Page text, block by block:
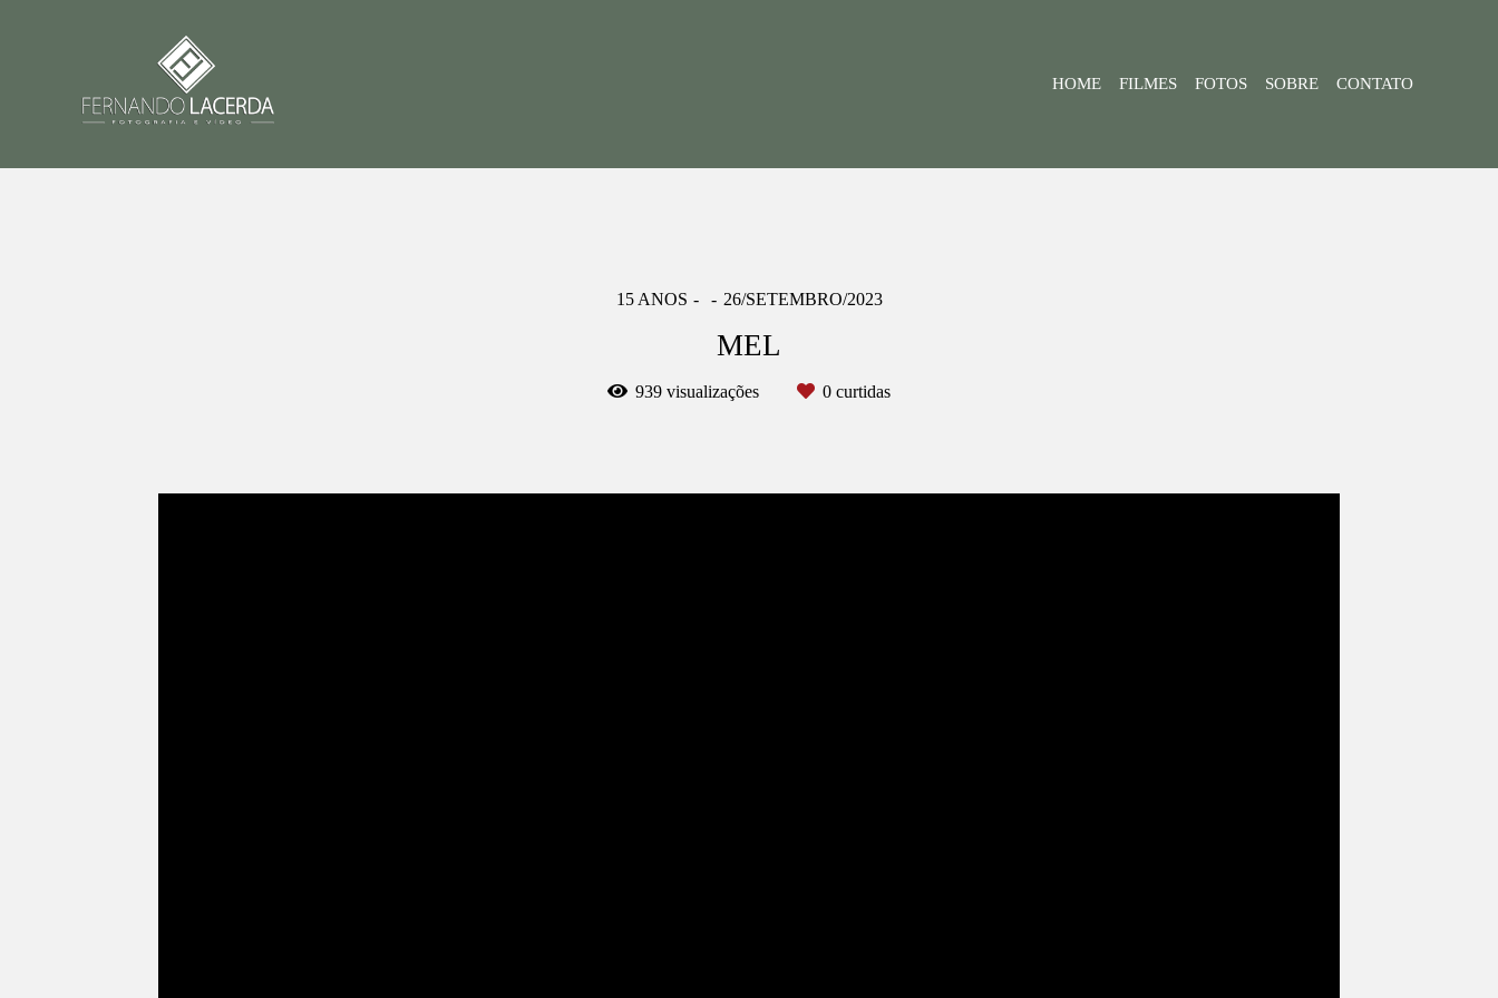
HOME FILMES FOTOS SOBRE CONTATO
15 ANOS 26/SETEMBRO/2023
MEL
939 visualizações 0 curtidas